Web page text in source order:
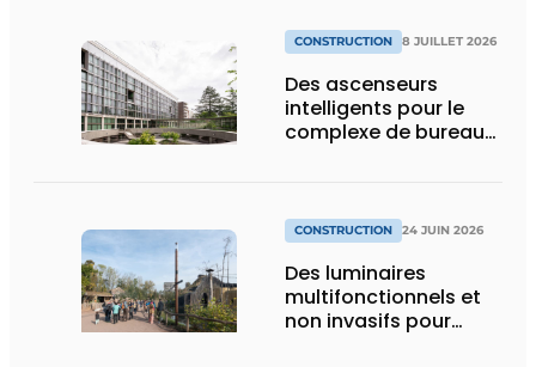
CONSTRUCTION 8 JUILLET 2026
Des ascenseurs
intelligents pour le
complexe de bureaux
CONSTRUCTION 24 JUIN 2026
Des luminaires
multifonctionnels et
non invasifs pour